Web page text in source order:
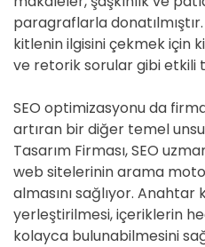
paragraflarla
kitlenin ilgisini çekmek için
ve retorik sorular gibi etkili
SEO optimizasyonu da
artıran bir diğer temel
Tasarım Firması, SEO
web sitelerinin arama
almasını sağlıyor.
yerleştirilmesi, içeriklerin
kolayca bulunabilmesini